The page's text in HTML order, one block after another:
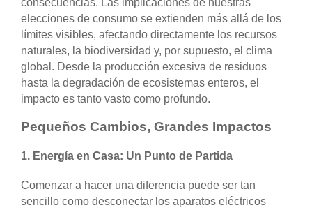
elecciones de consumo se extienden más allá de los
límites visibles, afectando directamente los recursos
naturales, la biodiversidad y, por supuesto, el clima
global. Desde la producción excesiva de residuos
hasta la degradación de ecosistemas enteros, el
impacto es tanto vasto como profundo.
Pequeños Cambios, Grandes Impactos
1. Energía en Casa: Un Punto de Partida
Comenzar a hacer una diferencia puede ser tan
sencillo como desconectar los aparatos eléctricos